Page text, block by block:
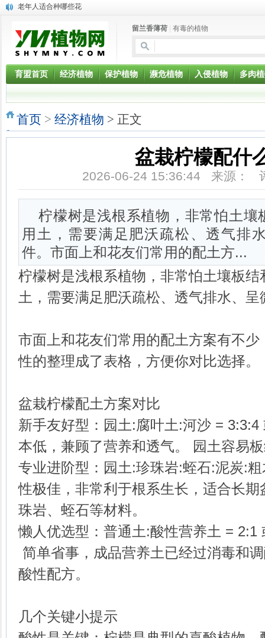
老年人适合种哪些花
燕子掌能净化空气吗?燕子掌的养殖方法
高钾型—15-9-27+TE：进口冲施肥料【瑞力宝】大量元素水溶肥
钾宝—14-6-40：进口冲施肥料【瑞力宝】大量元素水溶肥料
恶意入侵植物：垂序商陆
恶意入侵植物：喜旱莲子草
剧毒有机磷农药被当成有机肥料用
留兰香薄荷 有毒的植物
育盟首页 经济植物 保护植物 濒危植物 入侵植物 多肉
首页 > 经济植物 > 正文
盆栽柠檬配什
2026-06-24 15:36:44 来源：
柠檬树是浅根系植物，非常怕土壤
用土，需要满足肥沃疏松、透气排
件。市面上和花友们常用的配土方...
柠檬树是浅根系植物，非常怕土壤板
土，需要满足肥沃疏松、透气排水、
市面上和花友们常用的配土方案有不
性的整理成了表格，方便你对比选择。
盆栽柠檬配土方案对比
新手友好型：园土:腐叶土:河沙 = 3:3:4
本低，兼顾了营养和透气。
园土容易
专业进阶型：园土:珍珠岩:蛭石:泥炭:
性极佳，非常利于根系生长，适合长期
珠岩、蛭石等材料。
懒人优选型：普通土:酸性营养土 = 2:1
简单省事，成品营养土已经过消毒和
酸性配方。
几个关键小提示